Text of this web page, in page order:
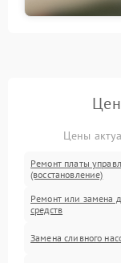
Цены
Ремонт платы
(восстановление)
Ремонт или замена
средств
Замена сливного